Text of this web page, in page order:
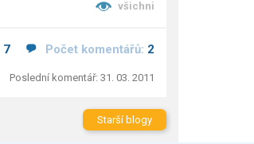
všichni
7 Počet komentářů: 2
Poslední komentář: 31. 03. 2011
Starší blogy